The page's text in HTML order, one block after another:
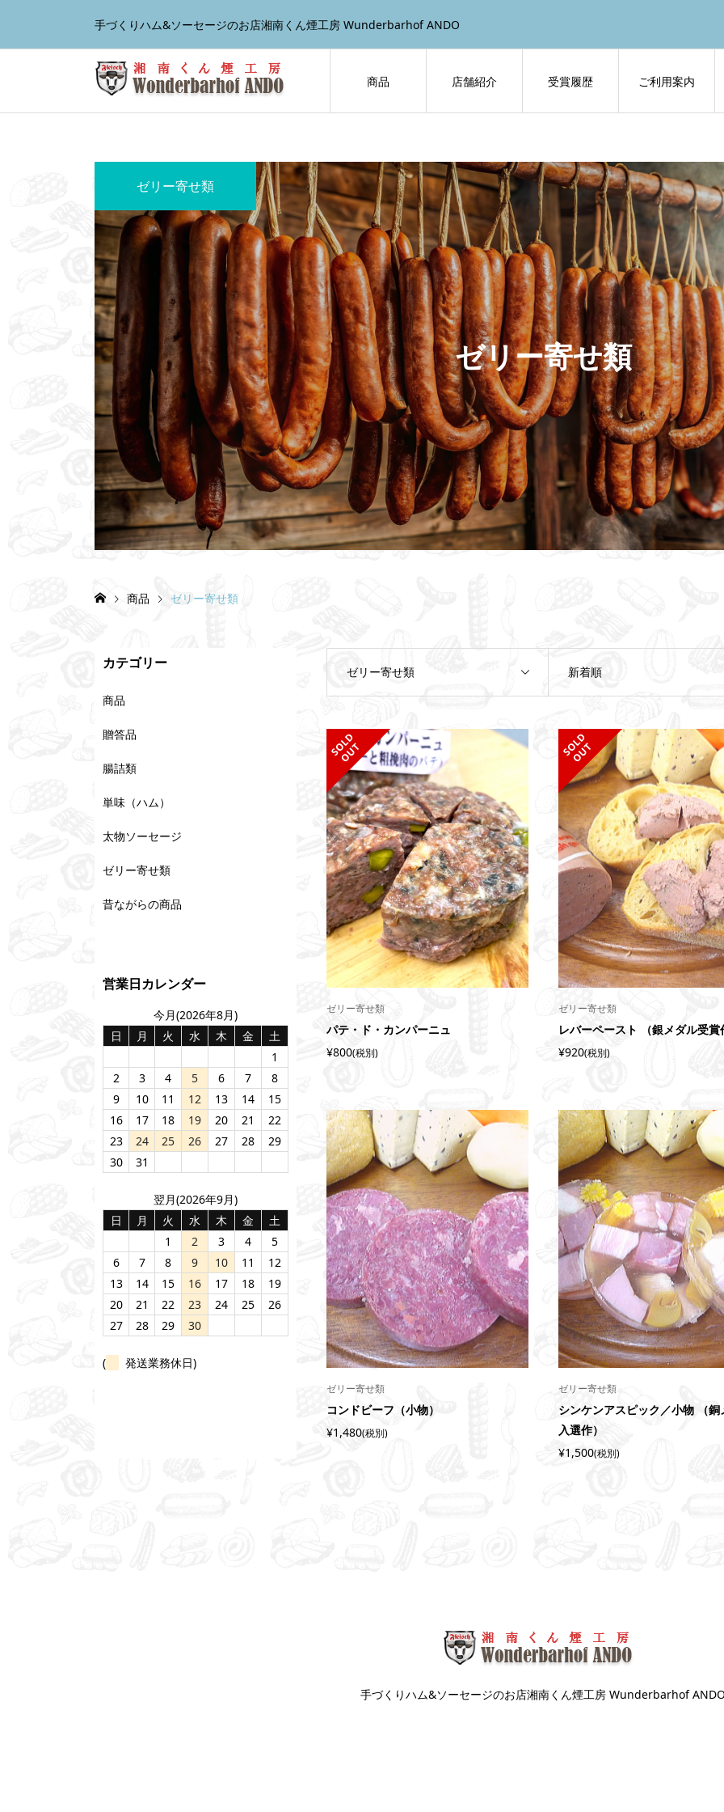
手づくりハム&ソーセージのお店湘南くん煙工房 Wunderbarhof ANDO
商品 店舗紹介 受賞履歴 ご利用案内
ゼリー寄せ類
ゼリー寄せ類
商品 ゼリー寄せ類
ゼリー寄せ類 新着順
S
O
L
D
O
U
T
ゼリー寄せ類
パテ・ド・カンパーニュ
¥800(税別)
S
O
L
D
O
U
T
ゼリー寄せ類
レバーペースト （銀メダル受賞
¥920(税別)
ゼリー寄せ類
コンドビーフ（小物）
¥1,480(税別)
ゼリー寄せ類
シンケンアスピック／小物 （銅
入選作）
¥1,500(税別)
カテゴリー
商品
贈答品
腸詰類
単味（ハム）
太物ソーセージ
ゼリー寄せ類
昔ながらの商品
営業日カレンダー
今月(2026年8月)
日
月 火 水 木 金
土
1
2
3 4 5 6 7
8
9
10 11 12 13 14
15
16
17 18 19 20 21
22
23
24 25 26 27 28
29
30
31
翌月(2026年9月)
日
月 火 水 木 金
土
1
2 3 4
5
6
7 8 9 10 11
12
13
14 15 16 17 18
19
20
21 22 23 24 25
26
27
28 29 30
( 発送業務休日)
手づくりハム&ソーセージのお店湘南くん煙工房 Wunderbarhof